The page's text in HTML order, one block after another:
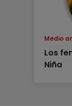
Medio
Los
Niña